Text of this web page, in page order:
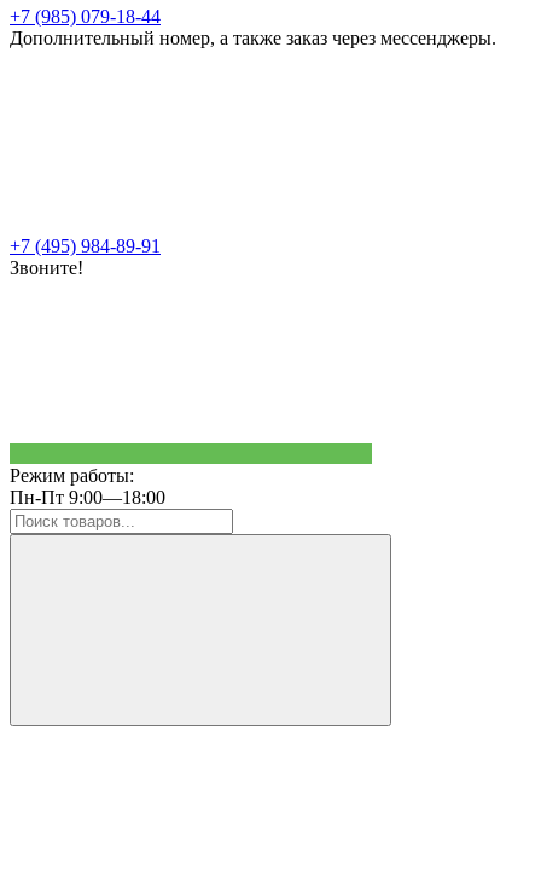
+7 (985) 079-18-44
Дополнительный номер, а также заказ через мессенджеры.
+7 (495) 984-89-91
Звоните!
Режим работы:
Пн-Пт 9:00—18:00